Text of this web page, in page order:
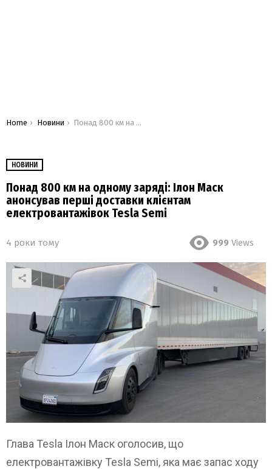
You are here:
Home Новини Понад 800 км на одному заряді: Ілон Маск анонсував перші доставки клієнтам електровантажівок Tesla Semi
НОВИНИ
Понад 800 км на одному заряді: Ілон Маск
анонсував перші доставки клієнтам
електровантажівок Tesla Semi
4 роки тому 999 Views
Глава Tesla Ілон Маск оголосив, що
електровантажівку Tesla Semi, яка має запас ходу